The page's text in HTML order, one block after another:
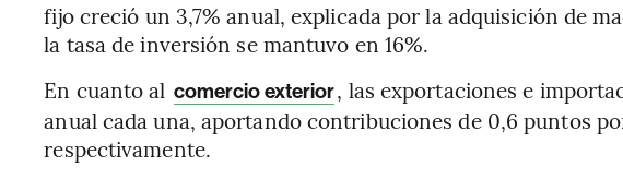
fijo creció un 3,7% anual, explicada por la adquisición de
la tasa de inversión se mantuvo en 16%.
En cuanto al comercio exterior, las exportaciones e
anual cada una, aportando contribuciones de 0,6 puntos
respectivamente.